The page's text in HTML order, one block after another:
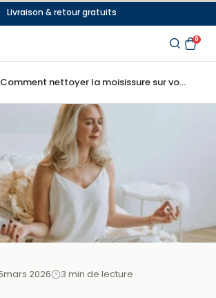
⎢ Découvrez nos offres spéciales
0
Comment nettoyer la moisissure sur vo...
2026 3 min de lecture